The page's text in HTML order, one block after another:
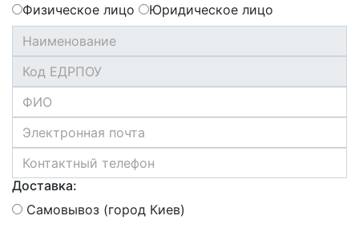
Физическое лицо
Юридическое лицо
Доставка:
Самовывоз (город Киев)